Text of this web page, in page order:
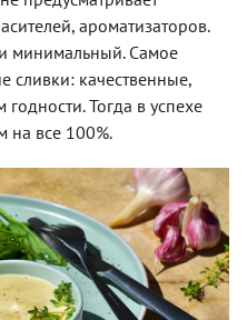
ароматизаторов.
минимальный. Самое
сливки: качественные,
Тогда в успехе
все 100%.